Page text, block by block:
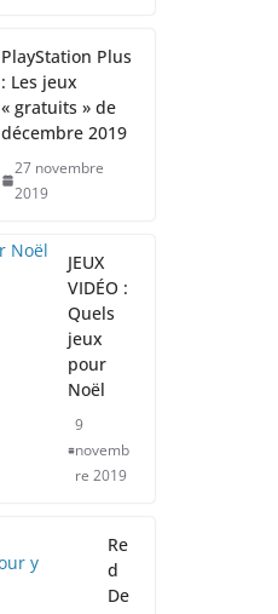
PlayStation Plus
: Les jeux
« gratuits » de
décembre 2019
27 novembre
2019
JEUX
VIDÉO :
Quels
jeux
pour
Noël
9
novemb
re 2019
Re
d
De